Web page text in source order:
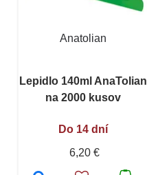
Anatolian
Lepidlo 140ml AnaTolian
na 2000 kusov
Do 14 dní
6,20 €